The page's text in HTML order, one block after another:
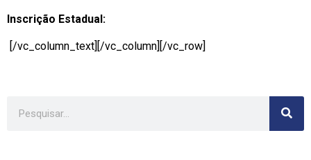
Inscrição Estadual:
[/vc_column_text][/vc_column][/vc_row]